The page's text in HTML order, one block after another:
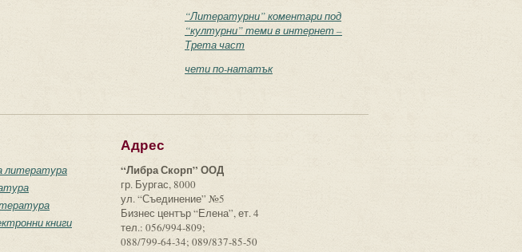
“Литературни” коментари под
“културни” теми в интернет –
Трета част
чети по-нататък
литература
книги
Адрес
“Либра Скорп” ООД
гр. Бургас, 8000
ул. “Съединение” №5
Бизнес център “Елена”, ет. 4
тел.: 056/994-809;
088/799-64-34; 089/837-85-50